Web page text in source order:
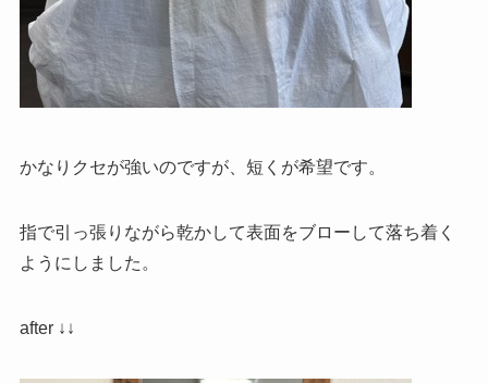
かなりクセが強いのですが、短くが希望です。
指で引っ張りながら乾かして表面をブローして落ち着く
ようにしました。
after ↓↓